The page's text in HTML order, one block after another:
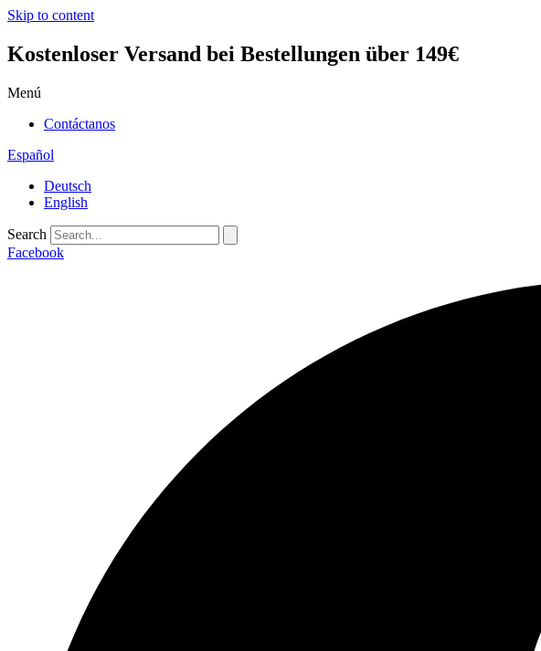
Skip to content
Kostenloser Versand bei Bestellungen über 149€
Menú
Contáctanos
Español
Deutsch
English
Search
Facebook